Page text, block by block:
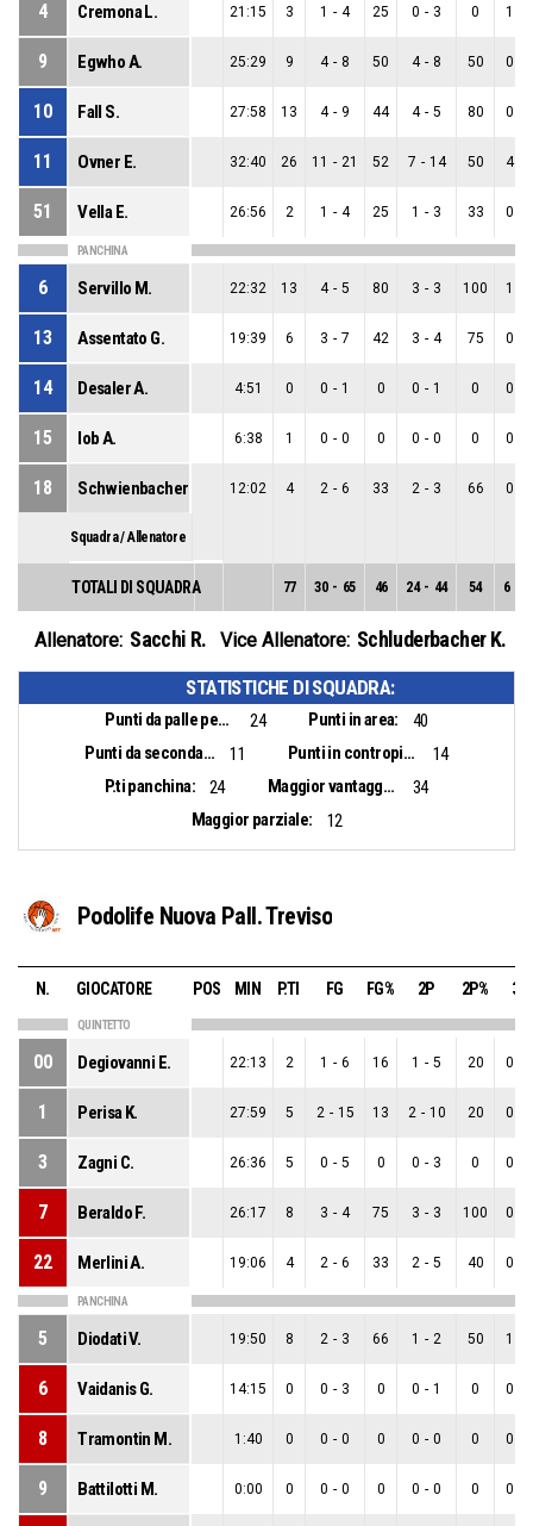
4 Cremona L. 21:15 3 1 - 4 25 0 - 3 0 1
9 Egwho A. 25:29 9 4 - 8 50 4 - 8 50 0
10 Fall S. 27:58 13 4 - 9 44 4 - 5 80 0
11 Ovner E. 32:40 26 11 - 21 52 7 - 14 50 4
51 Vella E. 26:56 2 1 - 4 25 1 - 3 33 0
PANCHINA
6 Servillo M. 22:32 13 4 - 5 80 3 - 3 100 1
13 Assentato G. 19:39 6 3 - 7 42 3 - 4 75 0
14 Desaler A. 4:51 0 0 - 1 0 0 - 1 0 0
15 Iob A. 6:38 1 0 - 0 0 0 - 0 0 0
18 Schwienbacher D. 12:02 4 2 - 6 33 2 - 3 66 0
Squadra / Allenatore
TOTALI DI SQUADRA 77 30 - 65 46 24 - 44 54 6
Allenatore: Sacchi R. Vice Allenatore: Schluderbacher K.
STATISTICHE DI SQUADRA:
Punti da palle perse: 24 Punti in area:
40
Punti da seconda opportunità:
11 Punti in contropiede:
14
P.ti panchina:
24 Maggior vantaggio:
34
Maggior parziale:
12
Podolife Nuova Pall. Treviso
N. GIOCATORE POS MIN P.TI FG FG% 2P 2P% 3P
QUINTETTO
00 Degiovanni E. 22:13 2 1 - 6 16 1 - 5 20 0
1 Perisa K. 27:59 5 2 - 15 13 2 - 10 20 0
3 Zagni C. 26:36 5 0 - 5 0 0 - 3 0 0
7 Beraldo F. 26:17 8 3 - 4 75 3 - 3 100 0
22 Merlini A. 19:06 4 2 - 6 33 2 - 5 40 0
PANCHINA
5 Diodati V. 19:50 8 2 - 3 66 1 - 2 50 1
6 Vaidanis G. 14:15 0 0 - 3 0 0 - 1 0 0
8 Tramontin M. 1:40 0 0 - 0 0 0 - 0 0 0
9 Battilotti M. 0:00 0 0 - 0 0 0 - 0 0 0